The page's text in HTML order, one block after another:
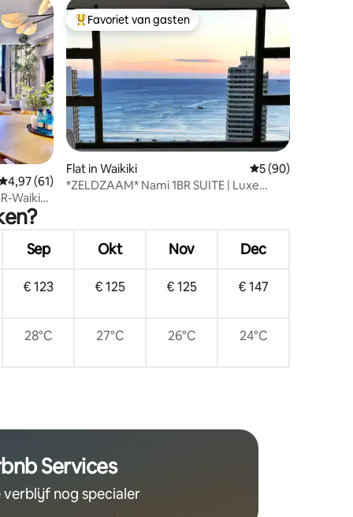
beoordeling van 4,97 op 5, 61 recensies
4,97 (61)
Waikiki
Topfavoriet van gasten
Favoriet van gasten
Flat in Waikiki Gemiddelde
5 (90)
*ZELDZAAM* Nami 1BR SUITE | Luxe
Sep Okt Nov Dec
€ 123 € 125 € 125 € 147
28°C 27°C 26°C 24°C
Services
verblijf nog specialer